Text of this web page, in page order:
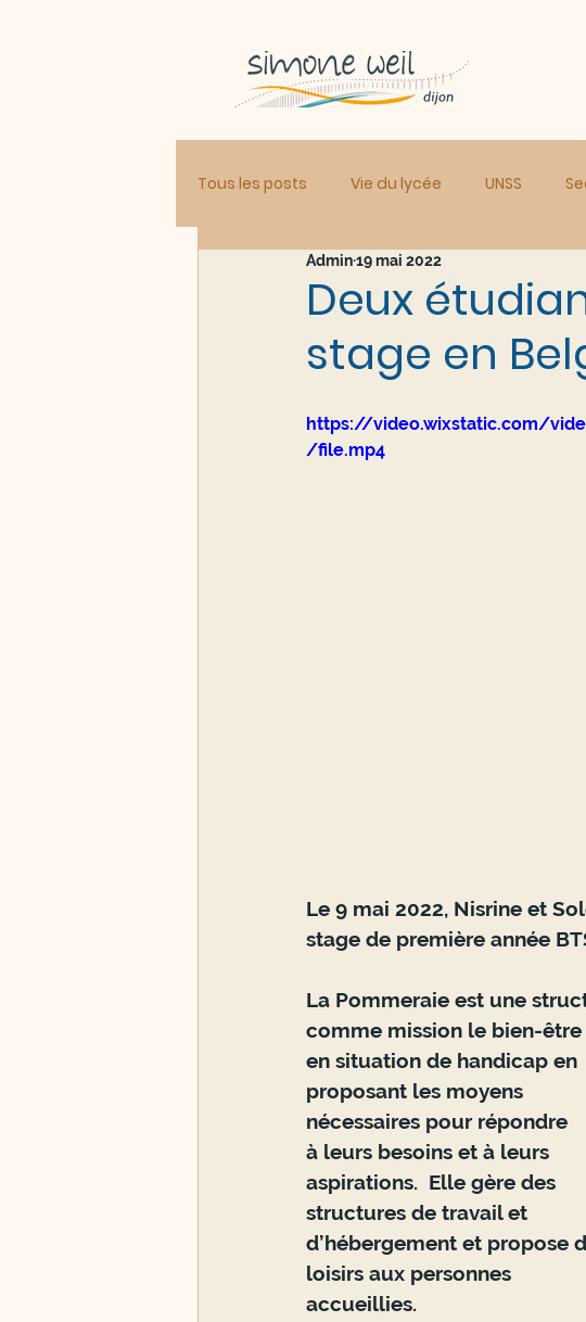
Tous les posts Vie du lycée UNSS
Deux
stage en
Admin19 mai 2022
https://video.wixstatic.com/
/file.mp4
Le 9 mai 2022, Nisrine et
stage de première année
La Pommeraie est une
comme mission le bien-
en situation de handicap en
proposant les moyens
nécessaires pour répondre
à leurs besoins et à leurs
aspirations.  Elle gère des
structures de travail et
d’hébergement et propose
loisirs aux personnes
accueillies.